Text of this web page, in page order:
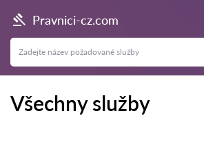
Pravnici-cz.com
Všechny služby